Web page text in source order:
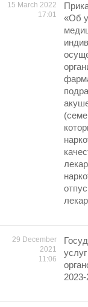
15 March 2022
17:01
«Об
29 December
2021
11:06